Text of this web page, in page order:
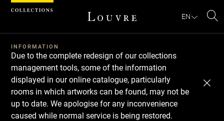
EN
INFORMATION
Due to the complete redesign of our collections
management tools, some of the information
displayed in our online catalogue, particularly
rooms in which artworks can be found, may not be
up to date. We apologise for any inconvenience
caused while normal service is being restored.
Cookies management panel